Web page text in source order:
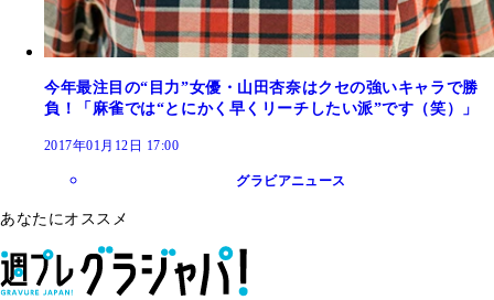
今年最注目の“目力”女優・山田杏奈はクセの強いキャラで勝
負！「麻雀では“とにかく早くリーチしたい派”です（笑）」
2017年01月12日 17:00
グラビアニュース
あなたにオススメ